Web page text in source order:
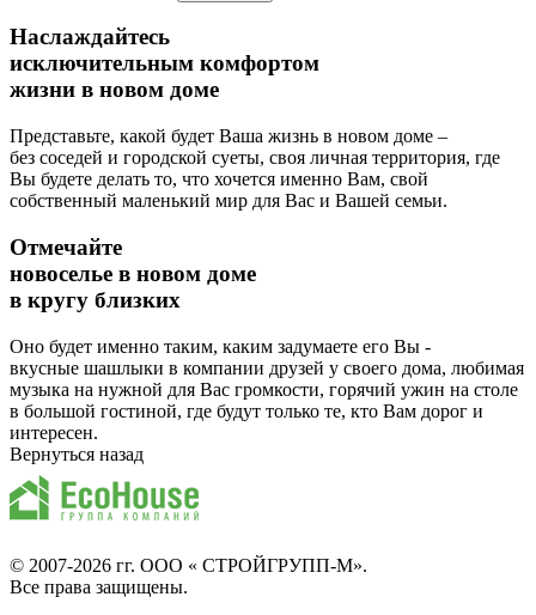
Наслаждайтесь
исключительным комфортом
жизни в новом доме
Представьте, какой будет Ваша жизнь в новом доме –
без соседей и городской суеты, своя личная территория, где
Вы будете делать то, что хочется именно Вам, свой
собственный маленький мир для Вас и Вашей семьи.
Отмечайте
новоселье в новом доме
в кругу близких
Оно будет именно таким, каким задумаете его Вы -
вкусные шашлыки в компании друзей у своего дома, любимая
музыка на нужной для Вас громкости, горячий ужин на столе
в большой гостиной, где будут только те, кто Вам дорог и
интересен.
Вернуться назад
© 2007-2026 гг. ООО « СТРОЙГРУПП-М».
Все права защищены.